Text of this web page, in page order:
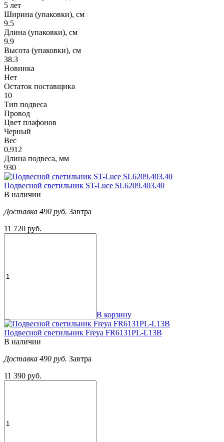
5 лет
Ширина (упаковки), см
9.5
Длина (упаковки), см
9.9
Высота (упаковки), см
38.3
Новинка
Нет
Остаток поставщика
10
Тип подвеса
Провод
Цвет плафонов
Черный
Вес
0.912
Длина подвеса, мм
930
Подвесной светильник ST-Luce SL6209.403.40
В наличии
Доставка 490 руб. Завтра
11 720 руб.
В корзину
Подвесной светильник Freya FR6131PL-L13B
В наличии
Доставка 490 руб. Завтра
11 390 руб.